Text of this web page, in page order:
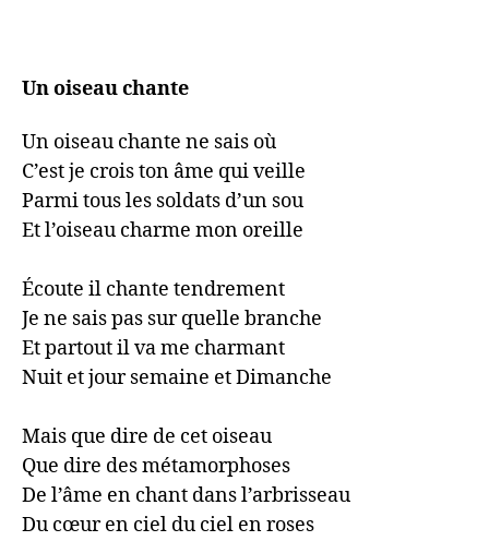
Un oiseau chante
Un oiseau chante ne sais où
C’est je crois ton âme qui veille
Parmi tous les soldats d’un sou
Et l’oiseau charme mon oreille
Écoute il chante tendrement
Je ne sais pas sur quelle branche
Et partout il va me charmant
Nuit et jour semaine et Dimanche
Mais que dire de cet oiseau
Que dire des métamorphoses
De l’âme en chant dans l’arbrisseau
Du cœur en ciel du ciel en roses